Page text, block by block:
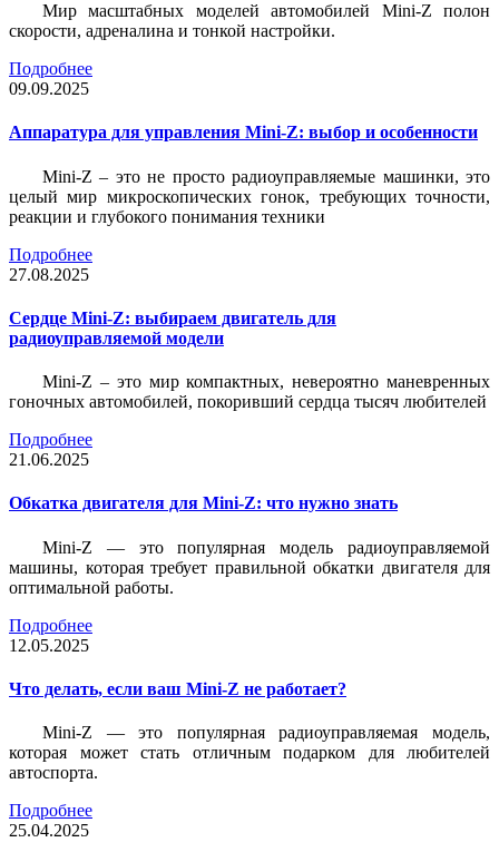
Мир масштабных моделей автомобилей Mini-Z полон
скорости, адреналина и тонкой настройки.
Подробнее
09.09.2025
Аппаратура для управления Mini-Z: выбор и особенности
Mini-Z – это не просто радиоуправляемые машинки, это
целый мир микроскопических гонок, требующих точности,
реакции и глубокого понимания техники
Подробнее
27.08.2025
Сердце Mini-Z: выбираем двигатель для
радиоуправляемой модели
Mini-Z – это мир компактных, невероятно маневренных
гоночных автомобилей, покоривший сердца тысяч любителей
Подробнее
21.06.2025
Обкатка двигателя для Mini-Z: что нужно знать
Mini-Z — это популярная модель радиоуправляемой
машины, которая требует правильной обкатки двигателя для
оптимальной работы.
Подробнее
12.05.2025
Что делать, если ваш Mini-Z не работает?
Mini-Z — это популярная радиоуправляемая модель,
которая может стать отличным подарком для любителей
автоспорта.
Подробнее
25.04.2025